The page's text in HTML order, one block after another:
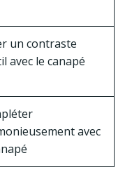
un contraste
avec le canapé
avec